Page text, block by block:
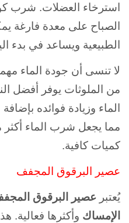
استرخاء العضلات. شرب
الصباح على معدة فارغة
الطبيعية ويساعد في بدء
لا تنسى أن جودة الماء
من الملوثات يوفر أفضل
الماء وزيادة فوائده
مما يجعل شرب الماء
كميات كافية.
عصير البرقوق المجفف
يُعتبر عصير البرقوق
الإمساك وأكثرها فعالية.